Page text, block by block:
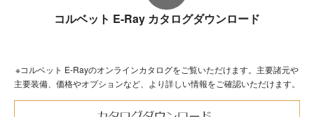
コルベット E-Ray カタログダウンロード
※コルベット E-Rayのオンラインカタログをご覧いただけます。主要諸元や
主要装備、価格やオプションなど、より詳しい情報をご確認いただけます。